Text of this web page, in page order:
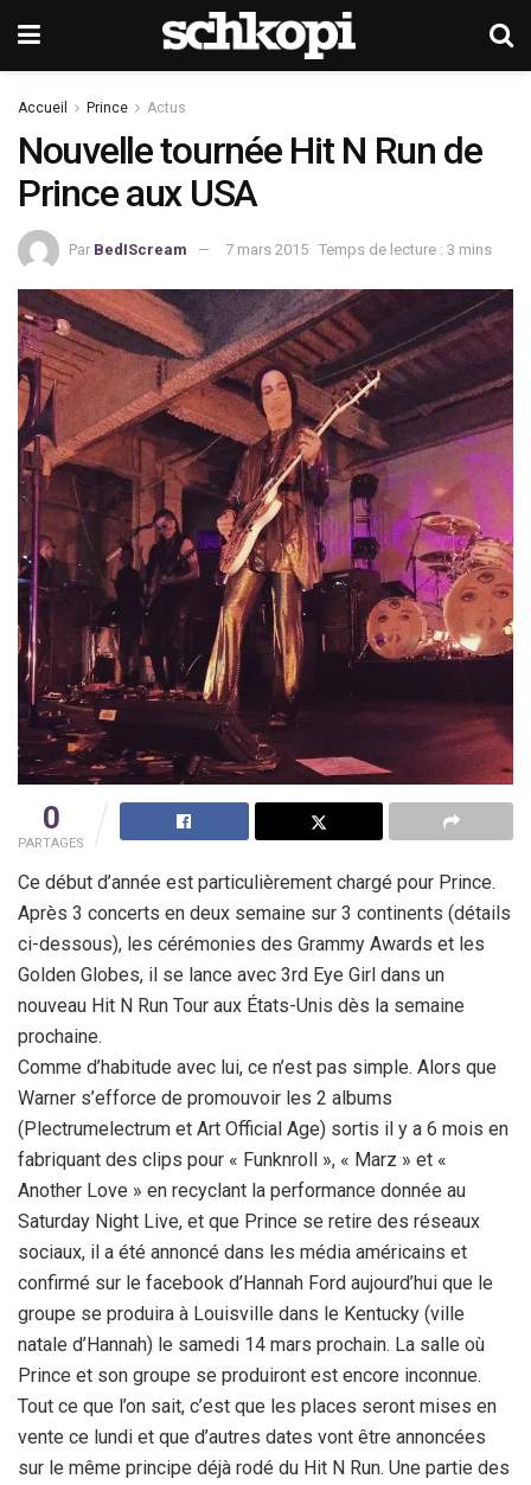
Accueil Prince Actus
Nouvelle tournée Hit N Run de
Prince aux USA
Par BedIScream 7 mars 2015 Temps de lecture : 3 mins
0
PARTAGES
Ce début d’année est particulièrement chargé pour Prince.
Après 3 concerts en deux semaine sur 3 continents (détails
ci-dessous), les cérémonies des Grammy Awards et les
Golden Globes, il se lance avec 3rd Eye Girl dans un
nouveau Hit N Run Tour aux États-Unis dès la semaine
prochaine.
Comme d’habitude avec lui, ce n’est pas simple. Alors que
Warner s’efforce de promouvoir les 2 albums
(Plectrumelectrum et Art Official Age) sortis il y a 6 mois en
fabriquant des clips pour « Funknroll », « Marz » et «
Another Love » en recyclant la performance donnée au
Saturday Night Live, et que Prince se retire des réseaux
sociaux, il a été annoncé dans les média américains et
confirmé sur le facebook d’Hannah Ford aujourd’hui que le
groupe se produira à Louisville dans le Kentucky (ville
natale d’Hannah) le samedi 14 mars prochain. La salle où
Prince et son groupe se produiront est encore inconnue.
Tout ce que l’on sait, c’est que les places seront mises en
vente ce lundi et que d’autres dates vont être annoncées
sur le même principe déjà rodé du Hit N Run. Une partie des